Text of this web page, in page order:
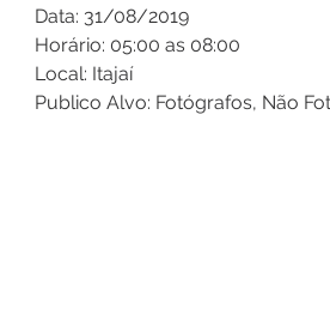
Data: 31/08/2019
Horário: 05:00 as 08:00
Local: Itajaí
Publico Alvo: Fotógrafos, Não